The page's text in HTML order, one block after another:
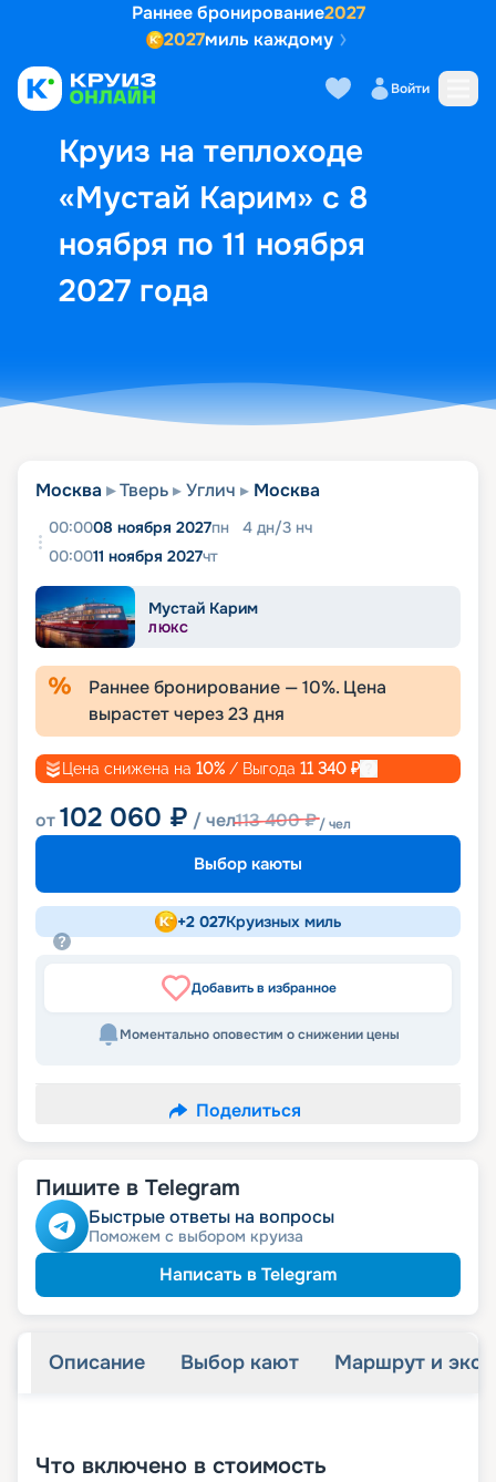
Раннее бронирование2027
2027миль каждому
Войти
Круиз на теплоходе
«Мустай Карим» с 8
ноября по 11 ноября
2027 года
Выбор кают Маршрут и
Москва Тверь Углич Москва
00:0008 ноября 2027пн 4 дн/3 нч
00:0011 ноября 2027чт
Мустай Карим
ЛЮКС
Раннее бронирование —10%. Цена
вырастет через23 дня
Цена снижена на 10% / Выгода 11 340 ₽
от102 060 ₽ / чел113 400₽/ чел
Выбор каюты
+2 027Круизных миль
Добавить в избранное
Моментально оповестим о снижении цены
Поделиться
Пишите в Telegram
Быстрые ответы на вопросы
Поможем с выбором круиза
Написать в Telegram
Описание Выбор кают Маршрут и
Что включено в стоимость